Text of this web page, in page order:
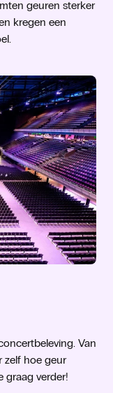
geuren sterker
kregen een
Van
zelf hoe geur
graag verder!